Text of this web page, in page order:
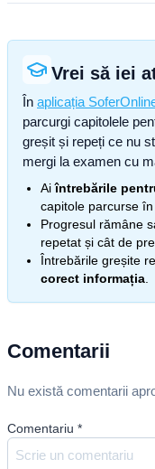
Vrei să iei
În aplicația
parcurgi capitolele
greșit și repeți ce nu
mergi la examen cu
Aiîntrebările
capitole parcurse în
Progresul rămâne
repetat și cât de
Întrebările greșite
corect informația
Comentarii
Nu există comentarii
Comentariu *